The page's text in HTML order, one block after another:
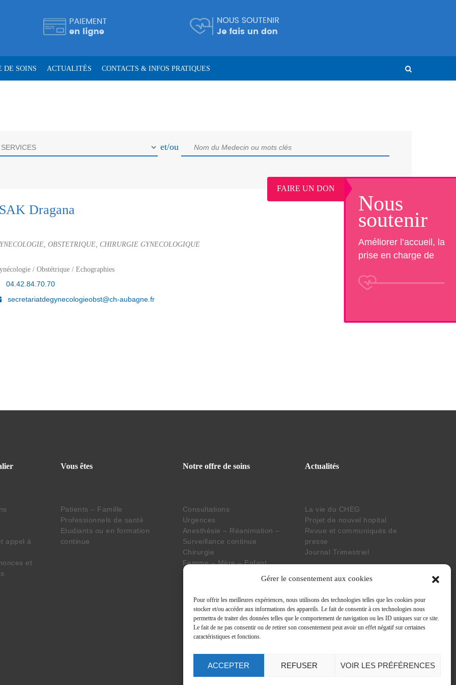
Gérer le consentement aux cookies
Pour offrir les meilleures expériences, nous utilisons des technologies telles que les cookies pour
stocker et/ou accéder aux informations des appareils. Le fait de consentir à ces technologies nous
permettra de traiter des données telles que le comportement de navigation ou les ID uniques sur ce site.
Le fait de ne pas consentir ou de retirer son consentement peut avoir un effet négatif sur certaines
caractéristiques et fonctions.
ACCEPTER REFUSER VOIR LES PRÉFÉRENCES
DE SOINS ACTUALITÉS CONTACTS & INFOS PRATIQUES
et/ou
Dragana
OBSTETRIQUE, CHIRURGIE GYNECOLOGIQUE
/ Obstétrique / Echographies
04.42.84.70.70
secretariatdegynecologieobst@ch-aubagne.fr
appel à
et
Vous êtes
Patients – Famille
Professionnels de santé
Etudiants ou en formation
continue
Notre offre de soins
Consultations
Urgences
Anesthésie – Réanimation –
Surveillance continue
Chirurgie
Femme – Mère – Enfant
Personne en situation de
Handicap
Services transversaux
Actualités
La vie du CHEG
Projet de nouvel hopital
Revue et communiqués de
presse
Journal Trimestriel
Suivez nos actus
Nous
soutenir
Améliorer l’accueil, la
prise en charge de
vie au travail.Aidez
innovants !
FAIRE UN DON